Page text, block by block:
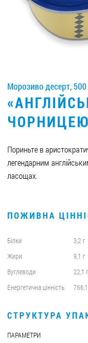
Морозиво десерт, 500
Пориньте в
легендарним
ласощах.
ПОЖИВНА
Білки
3,2 г
Жири
9,1 г
Вуглеводи
22,1 г
Енергетична цінність
СТРУКТУРА
ПАРАМЕТРИ